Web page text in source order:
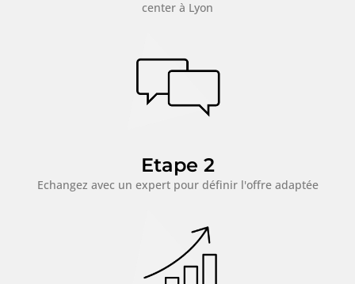
center à Lyon
Etape 2
Echangez avec un expert pour définir l'offre adaptée